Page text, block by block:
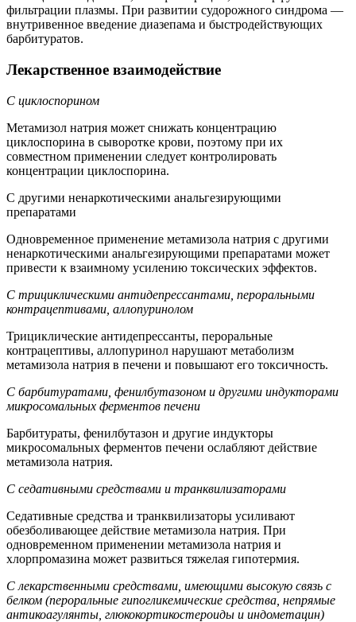
фильтрации плазмы. При развитии судорожного синдрома —
внутривенное введение диазепама и быстродействующих
барбитуратов.
Лекарственное взаимодействие
С циклоспорином
Метамизол натрия может снижать концентрацию
циклоспорина в сыворотке крови, поэтому при их
совместном применении следует контролировать
концентрации циклоспорина.
С другими ненаркотическими анальгезирующими
препаратами
Одновременное применение метамизола натрия с другими
ненаркотическими анальгезирующими препаратами может
привести к взаимному усилению токсических эффектов.
С трициклическими антидепрессантами, пероральными
контрацептивами, аллопуринолом
Трициклические антидепрессанты, пероральные
контрацептивы, аллопуринол нарушают метаболизм
метамизола натрия в печени и повышают его токсичность.
С барбитуратами, фенилбутазоном и другими индукторами
микросомальных ферментов печени
Барбитураты, фенилбутазон и другие индукторы
микросомальных ферментов печени ослабляют действие
метамизола натрия.
С седативными средствами и транквилизаторами
Седативные средства и транквилизаторы усиливают
обезболивающее действие метамизола натрия. При
одновременном применении метамизола натрия и
хлорпромазина может развиться тяжелая гипотермия.
С лекарственными средствами, имеющими высокую связь с
белком (пероральные гипогликемические средства, непрямые
антикоагулянты, глюкокортикостероиды и индометацин)